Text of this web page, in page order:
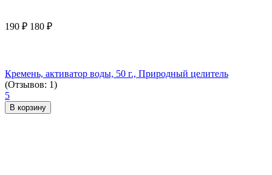
190 ₽ 180 ₽
Кремень, активатор воды, 50 г., Природный целитель
(Отзывов: 1)
5
В корзину